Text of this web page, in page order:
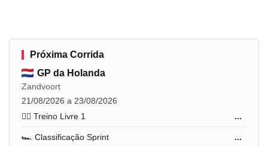
Próxima Corrida
GP da Holanda
Zandvoort
21/08/2026 a 23/08/2026
🏋️‍♂️ Treino Livre 1
...
🏎️ Classificação Sprint ...